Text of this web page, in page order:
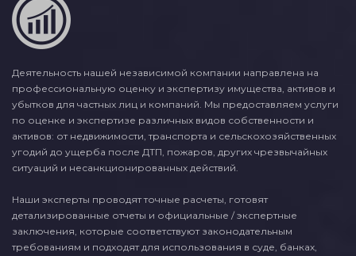
Деятельность нашей независимой компании направлена на
профессиональную оценку и экспертизу имущества, активов и
убытков для частных лиц и компаний. Мы предоставляем услуги
по оценке и экспертизе различных видов собственности и
активов: от недвижимости, транспорта и сельскохозяйственных
угодий до ущерба после ДТП, пожаров, других чрезвычайных
ситуаций и несанкционированных действий.
Наши эксперты проводят точные расчеты, готовят
детализированные отчеты и официальные / экспертные
заключения, которые соответствуют законодательным
требованиям и подходят для использования в суде, банках,